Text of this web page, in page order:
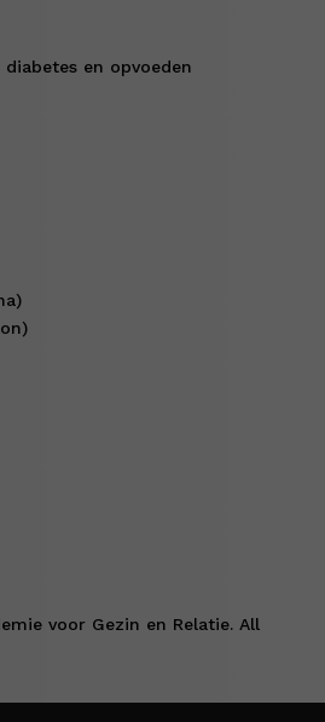
en opvoeden
voor Gezin en Relatie. All